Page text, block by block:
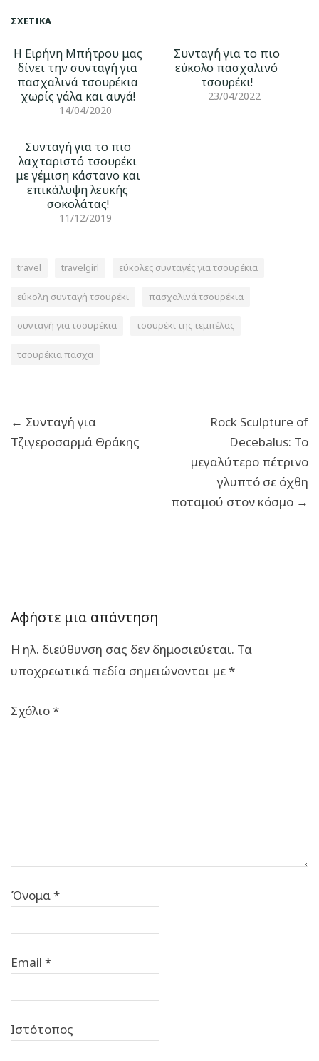
ΣΧΕΤΙΚΆ
Η Ειρήνη Μπήτρου μας
δίνει την συνταγή για
πασχαλινά τσουρέκια
χωρίς γάλα και αυγά!
14/04/2020
Συνταγή για το πιο
εύκολο πασχαλινό
τσουρέκι!
23/04/2022
Συνταγή για το πιο
λαχταριστό τσουρέκι
με γέμιση κάστανο και
επικάλυψη λευκής
σοκολάτας!
11/12/2019
travel travelgirl εύκολες συνταγές για τσουρέκια
εύκολη συνταγή τσουρέκι πασχαλινά τσουρέκια
συνταγή για τσουρέκια τσουρέκι της τεμπέλας
τσουρέκια πασχα
άρθρων
← Συνταγή για
Τζιγεροσαρμά Θράκης
Rock Sculpture of
Decebalus: Το
μεγαλύτερο πέτρινο
γλυπτό σε όχθη
ποταμού στον κόσμο →
Αφήστε μια απάντηση
Η ηλ. διεύθυνση σας δεν δημοσιεύεται. Τα
υποχρεωτικά πεδία σημειώνονται με*
Σχόλιο*
Όνομα*
Email *
Ιστότοπος